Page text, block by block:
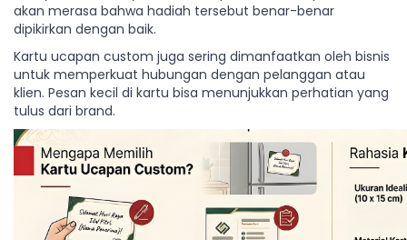
akan merasa bahwa hadiah tersebut benar-benar
dipikirkan dengan baik.
Kartu ucapan custom juga sering dimanfaatkan oleh bisnis
untuk memperkuat hubungan dengan pelanggan atau
klien. Pesan kecil di kartu bisa menunjukkan perhatian yang
tulus dari brand.